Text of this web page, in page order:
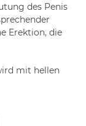
des Penis
Erektion, die
mit hellen